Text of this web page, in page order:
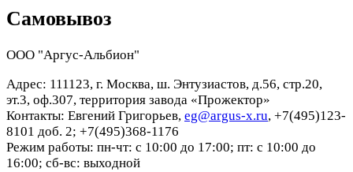
Самовывоз
ООО "Аргус-Альбион"
Адрес: 111123, г. Москва, ш. Энтузиастов, д.56, стр.20,
эт.3, оф.307, территория завода «Прожектор»
Контакты: Евгений Григорьев, eg@argus-x.ru, +7(495)123-
8101 доб. 2; +7(495)368-1176
Режим работы: пн-чт: с 10:00 до 17:00; пт: с 10:00 до
16:00; сб-вс: выходной